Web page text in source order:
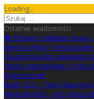
Skip
to
content
Loading...
Szukaj:
Ostatnie wiadomości
👣 Zdrowe i zadbane stopy
Agencja Pracy
magazynów bez własnego
Strony Internetowe i
Skuteczni.net
Butik OLV – Twój Olavoga
Wniosek AEO – Kto może